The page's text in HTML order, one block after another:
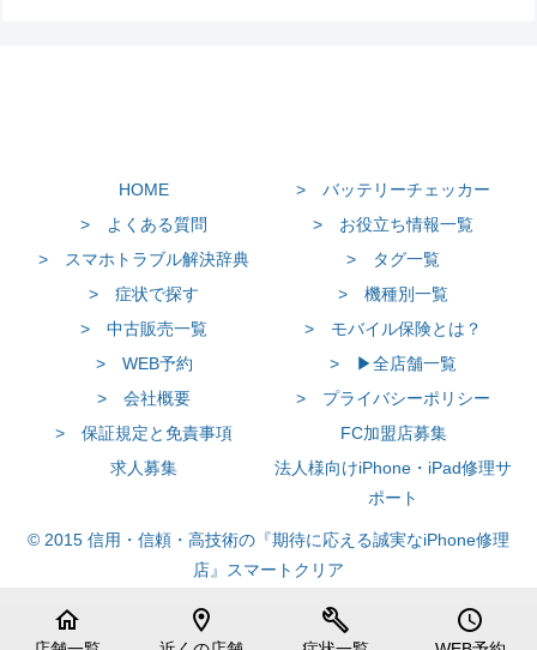
HOME
> バッテリーチェッカー
> よくある質問
> お役立ち情報一覧
> スマホトラブル解決辞典
> タグ一覧
> 症状で探す
> 機種別一覧
> 中古販売一覧
> モバイル保険とは？
> WEB予約
> ▶全店舗一覧
> 会社概要
> プライバシーポリシー
> 保証規定と免責事項
FC加盟店募集
求人募集
法人様向けiPhone・iPad修理サ
ポート
© 2015 信用・信頼・高技術の『期待に応える誠実なiPhone修理
店』スマートクリア
home location_on build schedule